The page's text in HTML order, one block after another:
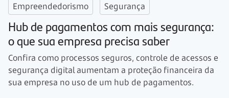
Empreendedorismo Segurança
Hub de pagamentos com mais segurança:
o que sua empresa precisa saber
Confira como processos seguros, controle de acessos e
segurança digital aumentam a proteção financeira da
sua empresa no uso de um hub de pagamentos.